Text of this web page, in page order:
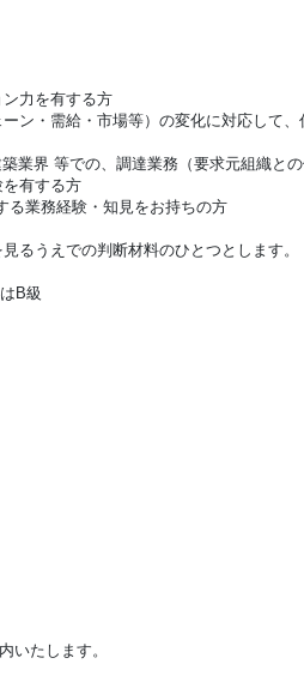
力を有する方
ン・需給・市場等）の変化に対応して
業界 等での、調達業務（要求元組織との
有する方
る業務経験・知見をお持ちの方
るうえでの判断材料のひとつとします。
B級
いたします。